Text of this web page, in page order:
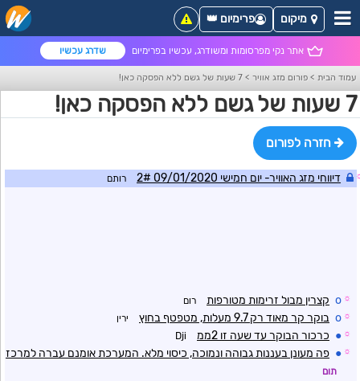
אתר נקי מפרסומות ומשודרג, עכשיו בפרימיום שדרג עכשיו
מיקום פרימיום 👑
עמוד הבית > פורום מזג אוויר > 7 שעות של גשם ללא הפסקה כאן!
7 שעות של גשם ללא הפסקה כאן!
חזרה לפורום
דיווחי מזג האוויר- יום חמישי 09/01/2020 2# רותם
☼
o קצרין מבול זרימות מטורפות רום
☼
o בוקר קר מאוד רק 9.7 מעלות, מטפטף בחוץ ירין
☼
● כרכור הבוקר עד שעה זו 2ממ Dji
☼
● פה מעונן בעננות גבוהה ונמוכה, כיסוי מלא. המערכת אומנם עברה למרכז
תום